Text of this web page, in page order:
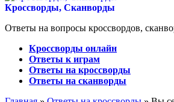
Кроссворды, Сканворды
Ответы на вопросы кроссвордов,
Кроссворды онлайн
Ответы к играм
Ответы на кроссворды
Ответы на сканворды